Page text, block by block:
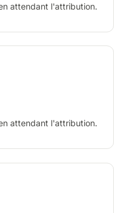
attendant l'attribution.
attendant l'attribution.